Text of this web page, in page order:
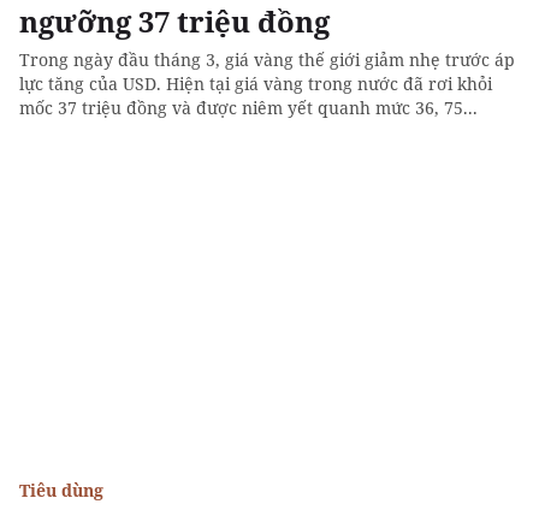
ngưỡng 37 triệu đồng
Trong ngày đầu tháng 3, giá vàng thế giới giảm nhẹ trước áp
lực tăng của USD. Hiện tại giá vàng trong nước đã rơi khỏi
mốc 37 triệu đồng và được niêm yết quanh mức 36, 75...
Tiêu dùng